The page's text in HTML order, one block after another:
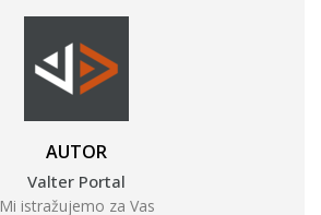
AUTOR
Valter Portal
Mi istražujemo za Vas